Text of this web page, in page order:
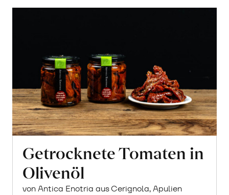
Getrocknete Tomaten in
Olivenöl
von Antica Enotria aus Cerignola, Apulien